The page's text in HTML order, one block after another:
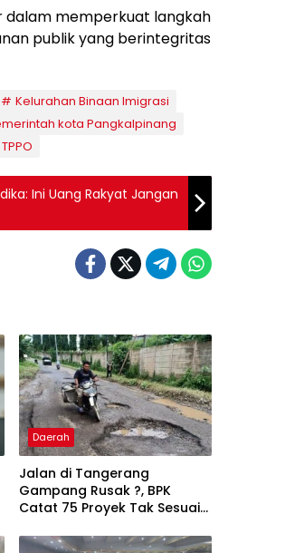
dalam memperkuat langkah
publik yang berintegritas
Kelurahan Binaan Imigrasi
kota Pangkalpinang
TPPO
Ini Uang Rakyat Jangan
Daerah
Jalan di Tangerang
Gampang Rusak ?, BPK
Catat 75 Proyek Tak Sesuai